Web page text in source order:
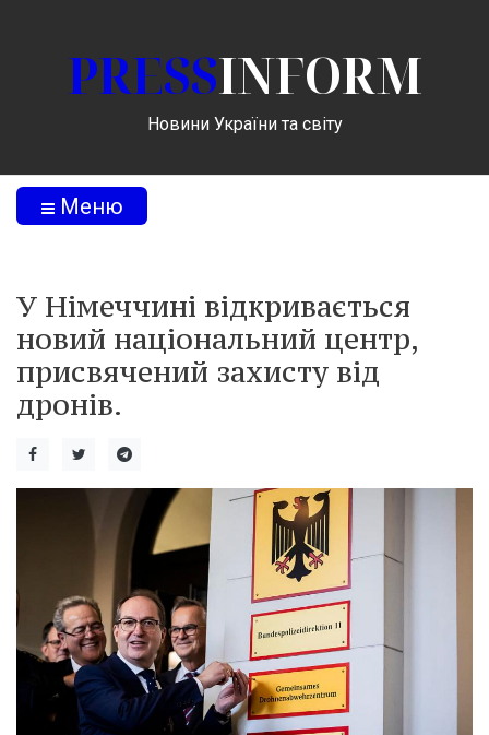
PRESSINFORM
Новини України та світу
Меню
У Німеччині відкривається
новий національний центр,
присвячений захисту від
дронів.